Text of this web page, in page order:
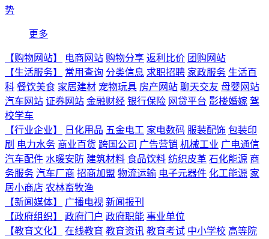
势
更多
【购物网站】 电商网站 购物分享 返利比价 团购网站
【生活服务】
常用查询 分类信息 求职招聘 家政服务 生活百
科 餐饮美食 家居建材 宠物玩具 房产网站 聊天交友 母婴网站
汽车网站 证券网站 金融财经 银行保险 网贷平台 影楼婚嫁 驾
校学车
【行业企业】
日化用品 五金电工 家电数码 服装配饰 包装印
刷 电力水务 商业百货 跨国公司 广告营销 机械工业 广电通信
汽车配件 水暖安防 建筑材料 食品饮料 纺织皮革 石化能源 商
务服务 汽车厂商 招商加盟 物流运输 电子元器件 化工能源 家
居小商店 农林畜牧渔
【新闻媒体】
广播电视 新闻报刊
【政府组织】
政府门户 政府职能 事业单位
【教育文化】
在线教育 教育资讯 教育考试 中小学校 高等院